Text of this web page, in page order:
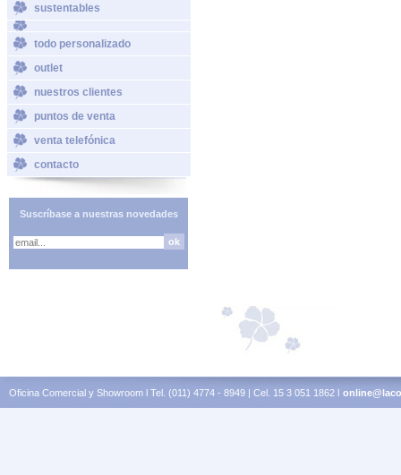
sustentables
todo personalizado
outlet
nuestros clientes
puntos de venta
venta telefónica
contacto
Suscríbase a nuestras novedades
Oficina Comercial y Showroom l Tel. (011) 4774 - 8949 | Cel. 15 3 051 1862 l